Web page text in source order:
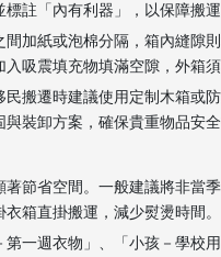
註「內有利器」，以保障搬運
加紙或泡棉分隔，箱內縫隙
吸震填充物填滿空隙，外箱
搬遷時建議使用定制木箱或
裝卸方案，確保貴重物品安全
節省空間。一般建議將非當
箱直掛搬運，減少熨燙時間。
一週衣物」、「小孩－學校